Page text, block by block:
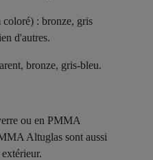
: bronze, gris
d'autres.
bronze, gris-bleu.
ou en PMMA
Altuglas sont aussi